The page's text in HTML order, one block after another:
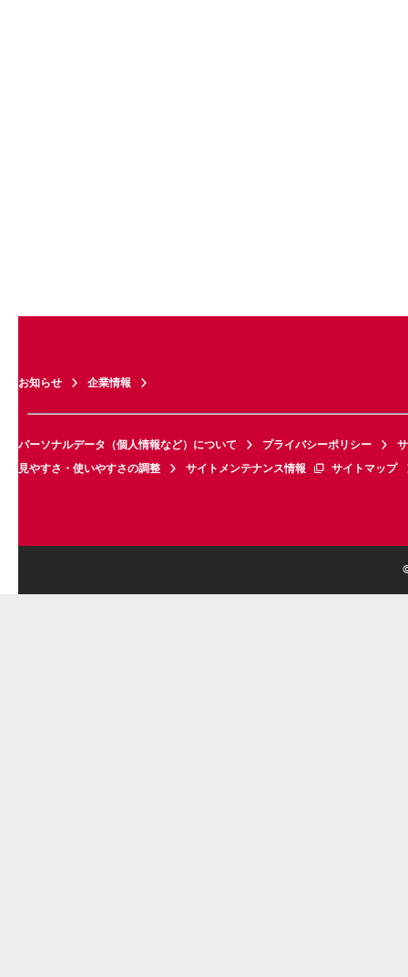
お知らせ 企業情報
パーソナルデータ（個人情報など）について プライバシーポリシー
見やすさ・使いやすさの調整
サイトメンテナンス情報 サイトマップ